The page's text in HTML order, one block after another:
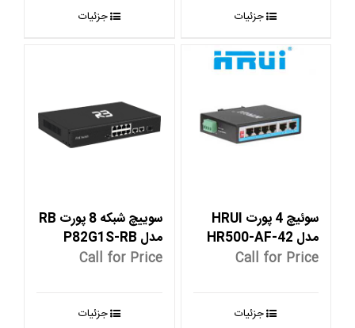
جزئیات جزئیات
سوئیچ 4 پورت HRUI
مدل HR500-AF-42
Call for Price
جزئیات
سوییچ شبکه 8 پورت RB
مدل P82G1S-RB
Call for Price
جزئیات